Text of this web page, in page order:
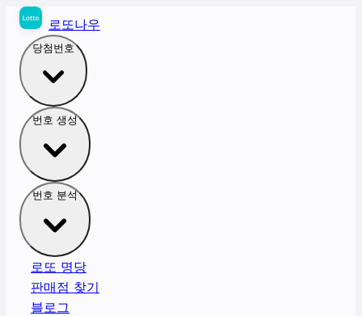
로또나우
당첨번호
번호 생성
번호 분석
로또 명당
판매점 찾기
블로그